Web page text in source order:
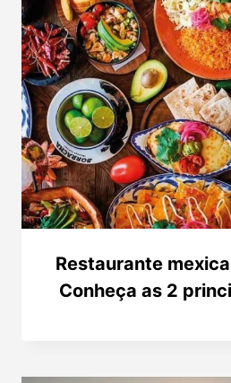
Restaurante
Conheça as 2